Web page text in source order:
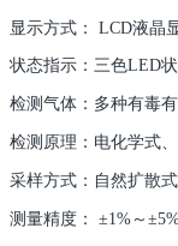
显示方式： LCD液晶
状态指示：三色LED
检测气体：多种有毒
检测原理：电化学式
采样方式：自然扩散式
测量精度： ±1%～